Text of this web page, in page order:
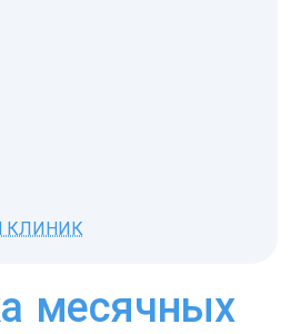
КЛИНИК
месячных